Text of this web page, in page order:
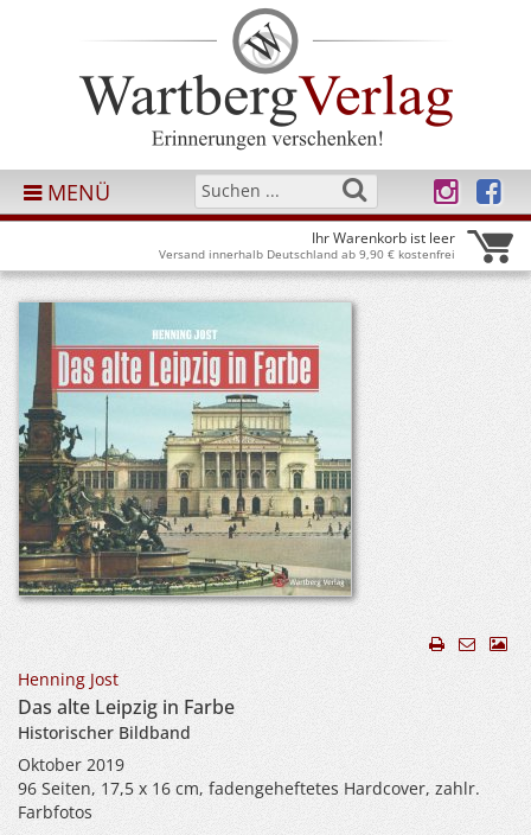
MENÜ
Ihr Warenkorb ist leer
Versand innerhalb Deutschland ab 9,90 € kostenfrei
Henning Jost
Das alte Leipzig in Farbe
Historischer Bildband
Oktober 2019
96 Seiten, 17,5 x 16 cm, fadengeheftetes Hardcover, zahlr.
Farbfotos